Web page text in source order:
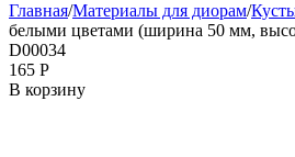
Главная/Материалы для диорам/
белыми цветами (ширина 50 мм,
D00034
‍165‍ Р
В корзину